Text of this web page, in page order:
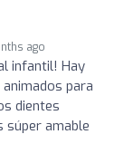
ago
infantil! Hay
para
dientes
súper amable